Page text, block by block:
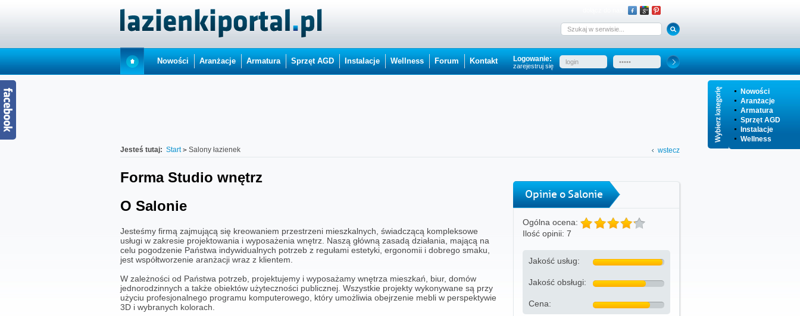
Nowości
Aranżacje
Armatura
Sprzęt AGD
Instalacje
Wellness
Nowości Aranżacje Armatura Sprzęt AGD Instalacje Wellness Forum Kontakt Logowanie:
zarejestruj się
Jesteś tutaj: Start Salony łazienek wstecz
Forma Studio wnętrz
O Salonie
Jesteśmy firmą zajmującą się kreowaniem przestrzeni mieszkalnych, świadczącą kompleksowe
usługi w zakresie projektowania i wyposażenia wnętrz. Naszą główną zasadą działania, mającą na
celu pogodzenie Państwa indywidualnych potrzeb z regułami estetyki, ergonomii i dobrego smaku,
jest współtworzenie aranżacji wraz z klientem.
W zależności od Państwa potrzeb, projektujemy i wyposażamy wnętrza mieszkań, biur, domów
jednorodzinnych a także obiektów użyteczności publicznej. Wszystkie projekty wykonywane są przy
użyciu profesjonalnego programu komputerowego, który umożliwia obejrzenie mebli w perspektywie
3D i wybranych kolorach.
Opinie o Salonie
Ogólna ocena:
Ilość opinii: 7
Jakość usług:
Jakość obsługi:
Cena: